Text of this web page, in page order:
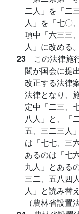
二人」を「二
人」を「七〇
項中「六三三
人」に改める。
23 この法律施
閣が国会に提
改正する法律
法律となり、
定中「二三、
八人」と、「
五、三二三人
は「七七、三
あるのは「七
九人」とある
三二、五八四
人」と読み替
（農林省設置